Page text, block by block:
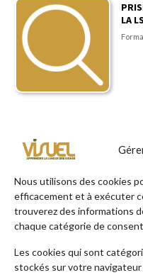
Nous utilisons des cookies
efficacement et à exécuter
trouverez des informations
chaque catégorie de
Les cookies qui sont
stockés sur votre
LA
Recherche par